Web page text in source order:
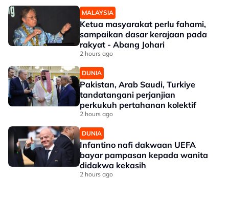
MALAYSIA
Ketua masyarakat perlu fahami,
sampaikan dasar kerajaan pada
rakyat - Abang Johari
2 hours ago
DUNIA
Pakistan, Arab Saudi, Turkiye
tandatangani perjanjian
perkukuh pertahanan kolektif
2 hours ago
DUNIA
Infantino nafi dakwaan UEFA
bayar pampasan kepada wanita
didakwa kekasih
2 hours ago